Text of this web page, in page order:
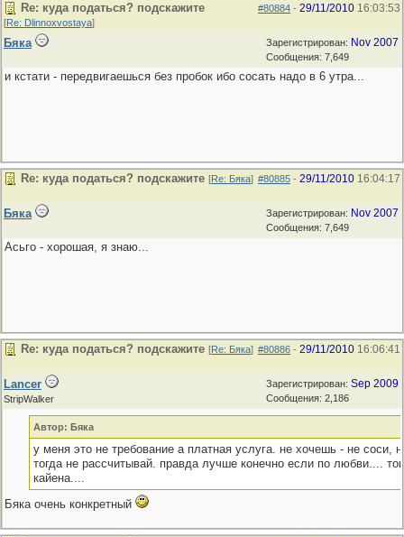
#80884 - 29/11/2010 16:03:53
Re: куда податься? подскажите
[Re: Dlinnoxvostaya]
Зарегистрирован: Nov 2007
Сообщения: 7,649
Бяка
и кстати - передвигаешься без пробок ибо сосать надо в 6 утра...
#80885 - 29/11/2010 16:04:17
Re: куда податься? подскажите [Re: Бяка]
Зарегистрирован: Nov 2007
Сообщения: 7,649
Бяка
Асьго - хорошая, я знаю...
#80886 - 29/11/2010 16:06:41
Re: куда податься? подскажите [Re: Бяка]
Зарегистрирован: Sep 2009
Сообщения: 2,186
Lancer
StripWalker
Автор: Бяка
у меня это не требование а платная услуга. не хочешь - не соси,
тогда не рассчитывай. правда лучше конечно если по любви....
кайена....
Бяка очень конкретный